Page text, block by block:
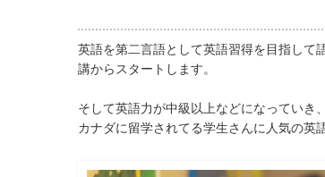
英語を第二言語として英語習得を目指して
講からスタートします。
そして英語力が中級以上などになっていき
カナダに留学されてる学生さんに人気の英